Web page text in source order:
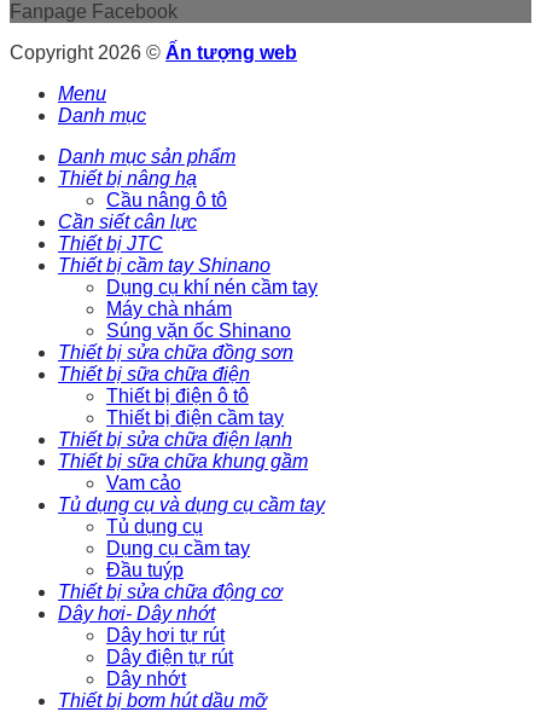
Fanpage Facebook
Copyright 2026 © Ấn tượng web
Menu
Danh mục
Danh mục sản phẩm
Thiết bị nâng hạ
Cầu nâng ô tô
Cần siết cân lực
Thiết bị JTC
Thiết bị cầm tay Shinano
Dụng cụ khí nén cầm tay
Máy chà nhám
Súng vặn ốc Shinano
Thiết bị sửa chữa đồng sơn
Thiết bị sữa chữa điện
Thiết bị điện ô tô
Thiết bị điện cầm tay
Thiết bị sửa chữa điện lạnh
Thiết bị sữa chữa khung gầm
Vam cảo
Tủ dụng cụ và dụng cụ cầm tay
Tủ dụng cụ
Dụng cụ cầm tay
Đầu tuýp
Thiết bị sửa chữa động cơ
Dây hơi- Dây nhớt
Dây hơi tự rút
Dây điện tự rút
Dây nhớt
Thiết bị bơm hút dầu mỡ